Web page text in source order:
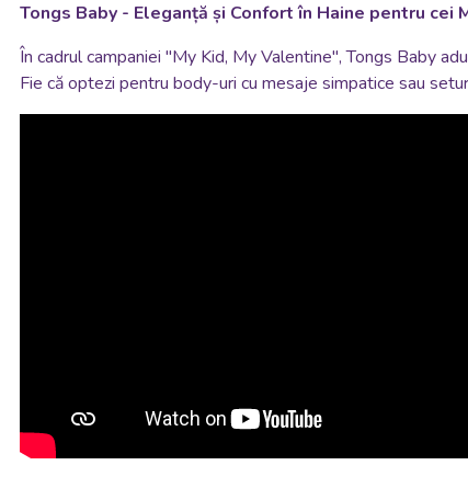
Tongs Baby - Eleganță și Confort în Haine pentru cei
În cadrul campaniei "My Kid, My Valentine", Tongs Baby
Fie că optezi pentru body-uri cu mesaje simpatice sau